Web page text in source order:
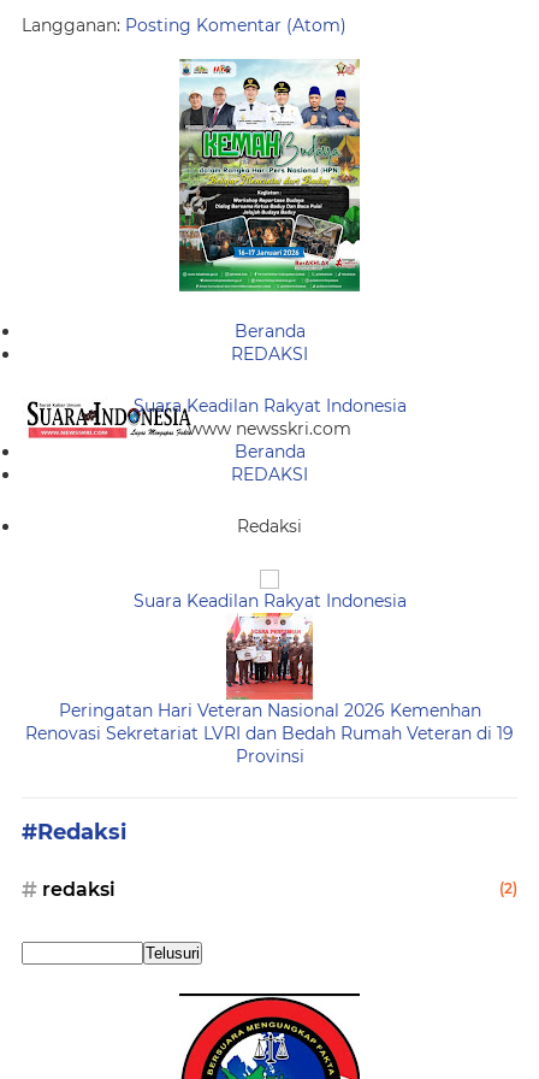
Langganan: Posting Komentar (Atom)
Beranda
REDAKSI
Suara Keadilan Rakyat Indonesia
www newsskri.com
Beranda
REDAKSI
Redaksi
Suara Keadilan Rakyat Indonesia
Peringatan Hari Veteran Nasional 2026 Kemenhan
Renovasi Sekretariat LVRI dan Bedah Rumah Veteran di 19
Provinsi
#Redaksi
redaksi (2)